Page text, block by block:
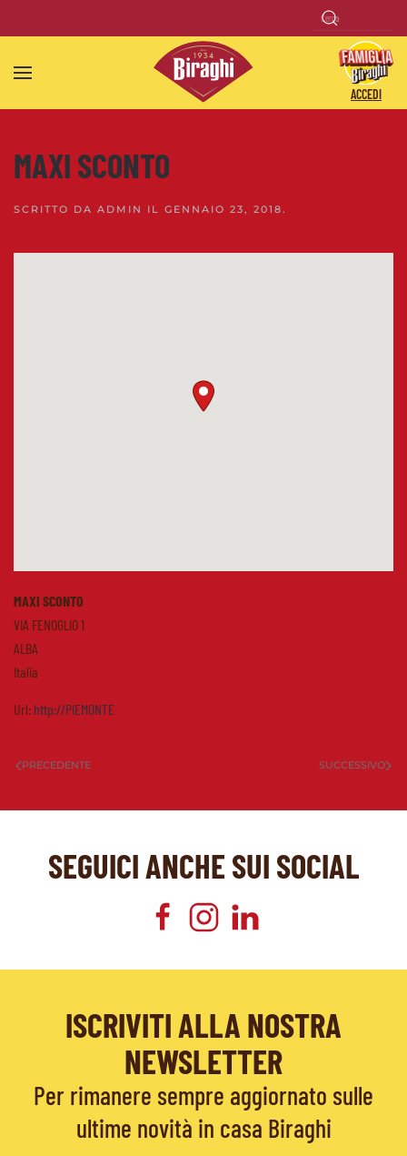
Skip to main content
ACCEDI
MAXI SCONTO
SCRITTO DA ADMIN IL GENNAIO 23, 2018.
MAXI SCONTO
VIA FENOGLIO 1
ALBA
Italia
Url: http://PIEMONTE
PRECEDENTE SUCCESSIVO
SEGUICI ANCHE SUI SOCIAL
ISCRIVITI ALLA NOSTRA
NEWSLETTER
Per rimanere sempre aggiornato sulle
ultime novità in casa Biraghi